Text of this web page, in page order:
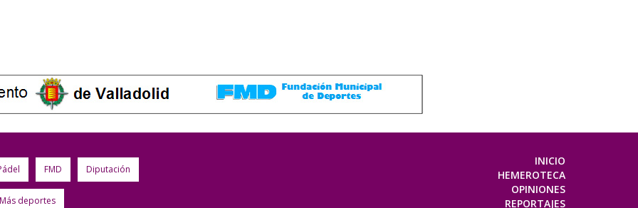
FMD Diputación
Más deportes
INICIO
HEMEROTECA
OPINIONES
REPORTAJES